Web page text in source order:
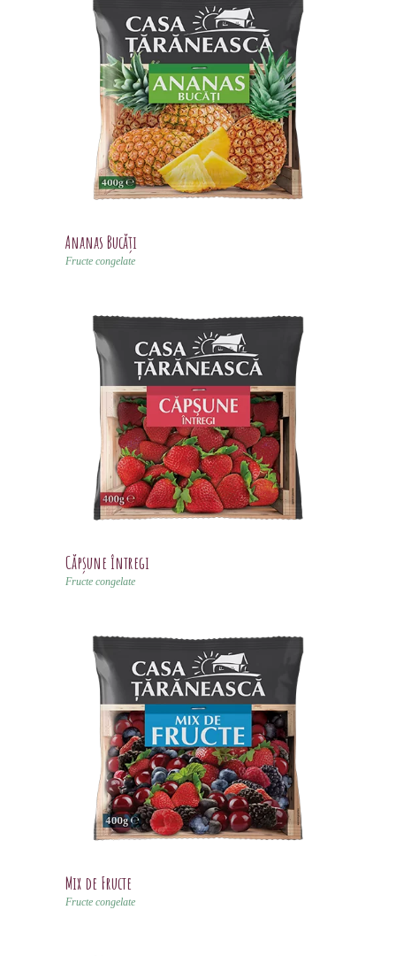
Ananas Bucăți
Fructe congelate
Căpșune întregi
Fructe congelate
Mix de Fructe
Fructe congelate